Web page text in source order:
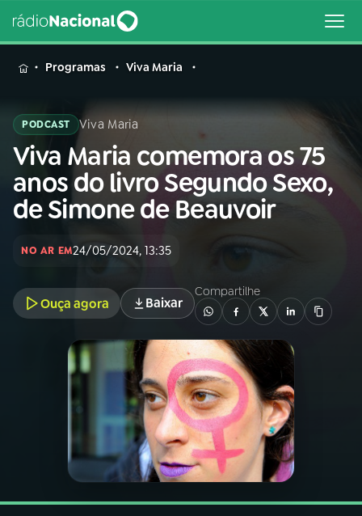
MENU
Buscar
na
Rádio
Nacional
Buscar
A RÁDIO
PROGRAMAÇÃO
PROGRAMAS
05PODCASTS
Programas Viva Maria
PODCAST Viva Maria
Viva Maria comemora os 75
anos do livro Segundo Sexo,
de Simone de Beauvoir
NO AR EM24/05/2024, 13:35
Ouça agora Baixar
Compartilhe